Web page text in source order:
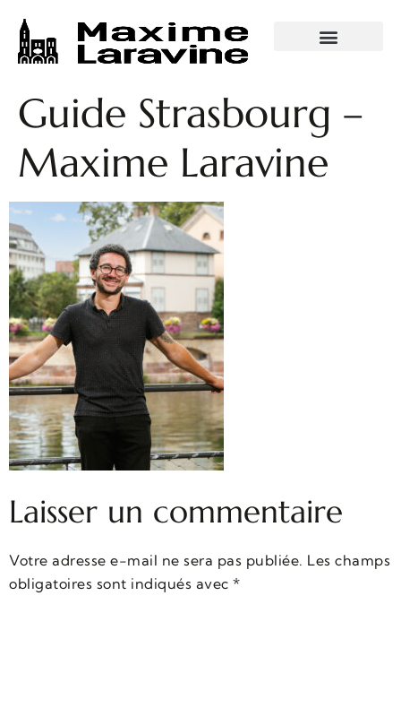
Guide Strasbourg –
Maxime Laravine
Laisser un commentaire
Votre adresse e-mail ne sera pas publiée. Les champs
obligatoires sont indiqués avec *